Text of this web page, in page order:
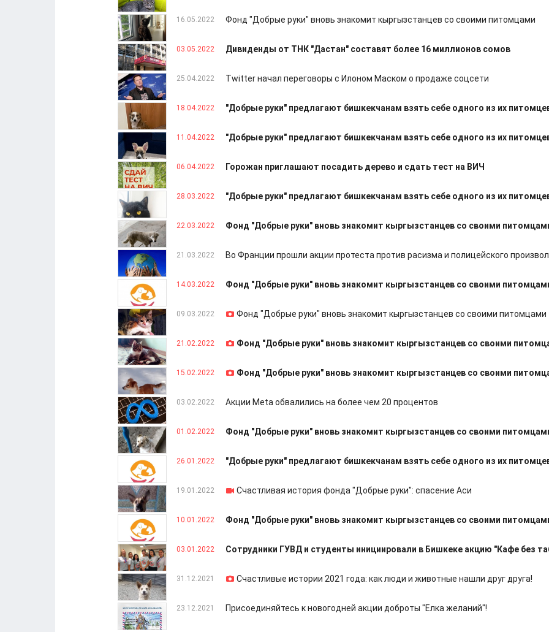
16.05.2022 Фонд "Добрые руки" вновь знакомит кыргызстанцев со своими питомцами
03.05.2022 Дивиденды от ТНК "Дастан" составят более 16 миллионов сомов
25.04.2022 Twitter начал переговоры с Илоном Маском о продаже соцсети
18.04.2022 "Добрые руки" предлагают бишкекчанам взять себе одного из их
11.04.2022 "Добрые руки" предлагают бишкекчанам взять себе одного из их
06.04.2022 Горожан приглашают посадить дерево и сдать тест на ВИЧ
28.03.2022 "Добрые руки" предлагают бишкекчанам взять себе одного из их
22.03.2022 Фонд "Добрые руки" вновь знакомит кыргызстанцев со своими
21.03.2022 Во Франции прошли акции протеста против расизма и полицейского
14.03.2022 Фонд "Добрые руки" вновь знакомит кыргызстанцев со своими
09.03.2022 Фонд "Добрые руки" вновь знакомит кыргызстанцев со своими питомцами
21.02.2022 Фонд "Добрые руки" вновь знакомит кыргызстанцев со своими
15.02.2022 Фонд "Добрые руки" вновь знакомит кыргызстанцев со своими
03.02.2022 Акции Meta обвалились на более чем 20 процентов
01.02.2022 Фонд "Добрые руки" вновь знакомит кыргызстанцев со своими
26.01.2022 "Добрые руки" предлагают бишкекчанам взять себе одного из их
19.01.2022 Счастливая история фонда "Добрые руки": спасение Аси
10.01.2022 Фонд "Добрые руки" вновь знакомит кыргызстанцев со своими
03.01.2022 Сотрудники ГУВД и студенты инициировали в Бишкеке акцию "Кафе без
31.12.2021 Счастливые истории 2021 года: как люди и животные нашли друг друга!
23.12.2021 Присоединяйтесь к новогодней акции доброты "Елка желаний"!